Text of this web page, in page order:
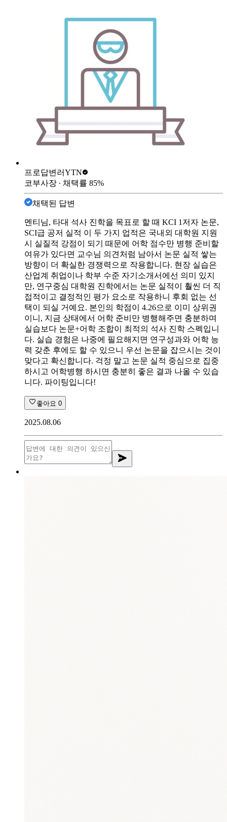
프로답변러YTN
코부사장 ∙ 채택률 85%
채택된 답변
멘티님, 타대 석사 진학을 목표로 할 때 KCI 1저자 논문,
SCI급 공저 실적 이 두 가지 업적은 국내외 대학원 지원
시 실질적 강점이 되기 때문에 어학 점수만 병행 준비할
여유가 있다면 교수님 의견처럼 남아서 논문 실적 쌓는
방향이 더 확실한 경쟁력으로 작용합니다. 현장 실습은
산업계 취업이나 학부 수준 자기소개서에선 의미 있지
만, 연구중심 대학원 진학에서는 논문 실적이 훨씬 더 직
접적이고 결정적인 평가 요소로 작용하니 후회 없는 선
택이 되실 거예요. 본인의 학점이 4.26으로 이미 상위권
이니, 지금 상태에서 어학 준비만 병행해주면 충분하며
실습보다 논문+어학 조합이 최적의 석사 진학 스펙입니
다. 실습 경험은 나중에 필요해지면 연구성과와 어학 능
력 갖춘 후에도 할 수 있으니 우선 논문을 잡으시는 것이
맞다고 확신합니다. 걱정 말고 논문 실적 중심으로 집중
하시고 어학병행 하시면 충분히 좋은 결과 나올 수 있습
니다. 파이팅입니다!
좋아요 0
2025.08.06